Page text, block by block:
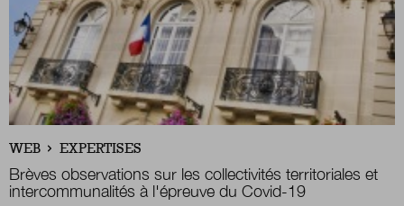
WEB EXPERTISES
Brèves observations sur les collectivités territoriales et
intercommunalités à l'épreuve du Covid-19